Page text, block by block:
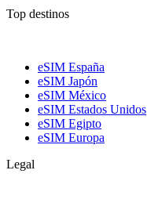
Top destinos
eSIM España
eSIM Japón
eSIM México
eSIM Estados Unidos
eSIM Egipto
eSIM Europa
Legal